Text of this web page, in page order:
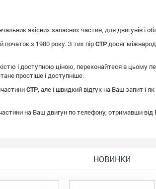
якісних запасних частин, для двигунів і
початок з 1980 року. З тих пірCTPдосяг
і доступною ціною, переконайтеся в цьому
простіше і доступніше.
CTP, але і швидкий відгук на Ваш запит і
на Ваш двигун по телефону, отримавши
НОВИНКИ